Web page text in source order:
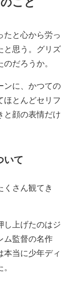
たと心から労っ
と思う。グリズ
だろうか。
ンに、かつての
ほとんどセリフ
と顔の表情だけ
いて
くさん観てき
し上げたのはジ
ム監督の名作
本当に少年ディ